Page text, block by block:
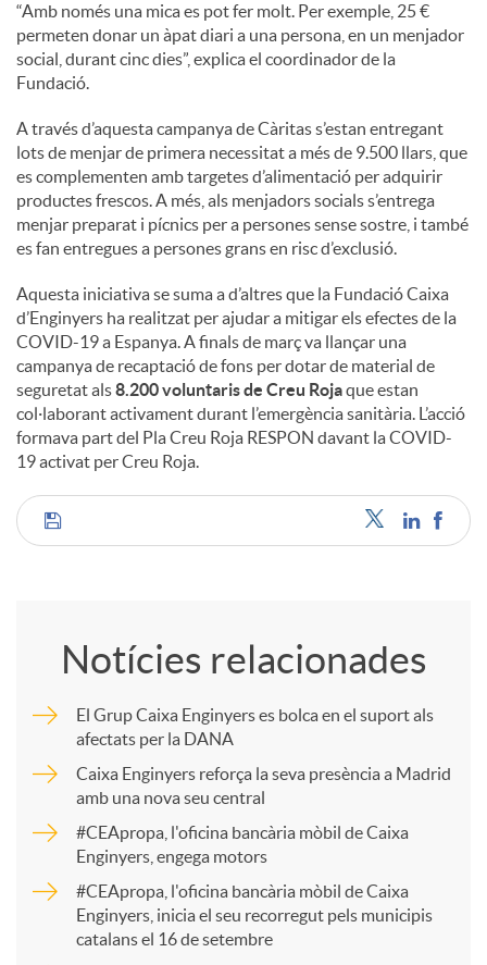
“Amb només una mica es pot fer molt. Per exemple, 25 €
permeten donar un àpat diari a una persona, en un menjador
social, durant cinc dies”, explica el coordinador de la
Fundació.
A través d’aquesta campanya de Càritas s’estan entregant
lots de menjar de primera necessitat a més de 9.500 llars, que
es complementen amb targetes d’alimentació per adquirir
productes frescos. A més, als menjadors socials s’entrega
menjar preparat i pícnics per a persones sense sostre, i també
es fan entregues a persones grans en risc d’exclusió.
Aquesta iniciativa se suma a d’altres que la Fundació Caixa
d’Enginyers ha realitzat per ajudar a mitigar els efectes de la
COVID-19 a Espanya. A finals de març va llançar una
campanya de recaptació de fons per dotar de material de
seguretat als8.200 voluntaris de Creu Rojaque estan
col·laborant activament durant l’emergència sanitària. L’acció
formava part del Pla Creu Roja RESPON davant la COVID-
19 activat per Creu Roja.
C
m
p
a
r
Notícies relacionades
El Grup Caixa Enginyers es bolca en el suport als
afectats per la DANA
Caixa Enginyers reforça la seva presència a Madrid
amb una nova seu central
#CEApropa, l'oficina bancària mòbil de Caixa
Enginyers, engega motors
#CEApropa, l'oficina bancària mòbil de Caixa
Enginyers, inicia el seu recorregut pels municipis
catalans el 16 de setembre